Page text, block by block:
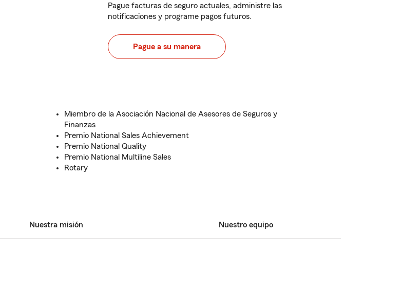
Pague facturas de seguro actuales, administre las
notificaciones y programe pagos futuros.
Pague a su manera
Miembro de la Asociación Nacional de Asesores de Seguros y
Finanzas
Premio National Sales Achievement
Premio National Quality
Premio National Multiline Sales
Rotary
Nuestra misión Nuestro equipo